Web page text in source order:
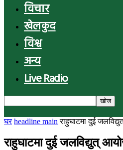
विचार
खेलकुद
विश्व
अन्य
Live Radio
घर headline main राहुघाटमा दुई
राहुघाटमा दुई जलविद्युत्